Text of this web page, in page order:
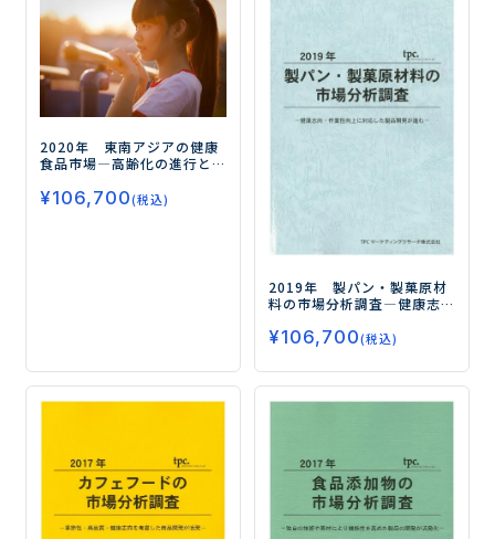
2020年 東南アジアの健康
食品市場―高齢化の進行と
商品が需要を獲得―
¥106,700(税込)
2019年 製パン・製菓原材
料の市場分析調査―健康志
製品開発が進む―
¥106,700(税込)